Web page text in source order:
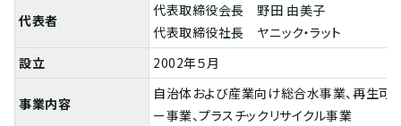
代表者
代表取締役会長 野田 由美子
代表取締役社長 ヤニック・ラット
設立
2002年５月
事業内容
自治体および産業向け総合水事業、再生可
ー事業、プラスチックリサイクル事業